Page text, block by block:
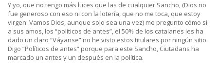
Y yo, que no tengo más luces que las de cualquier Sancho, (Dios no
fue generoso con eso ni con la lotería, que no me toca, que estoy
virgen. Vamos Dios, aunque solo sea una vez) me pregunto cómo si
a sus amos, los “políticos de antes”, el 50% de los catalanes les ha
dado un claro “Váyanse” no he visto estos titulares por ningún sitio.
Digo “Políticos de antes” porque para este Sancho, Ciutadans ha
marcado un antes y un después en la política.